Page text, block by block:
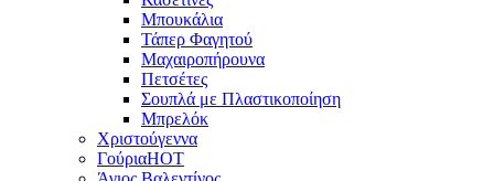
Μπουκάλια
Τάπερ Φαγητού
Μαχαιροπήρουνα
Πετσέτες
Σουπλά με Πλαστικοποίηση
Μπρελόκ
Χριστούγεννα
ΓούριαHOT